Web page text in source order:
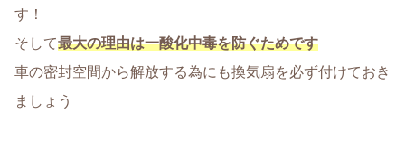
す！
そして最大の理由は一酸化中毒を防ぐためです
車の密封空間から解放する為にも換気扇を必ず付けておき
ましょう